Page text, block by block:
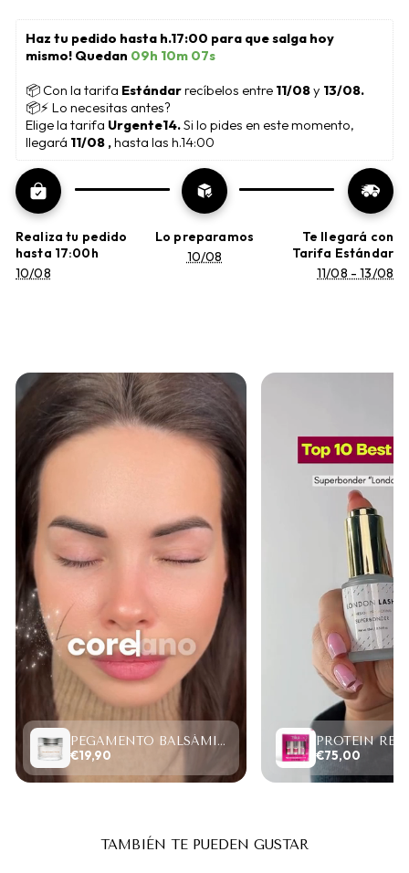
Haz tu pedido hasta h.17:00 para que salga hoy
mismo! Quedan 09h 10m 06s
📦 Con la tarifa Estándar recíbelos entre 11/08 y 13/08.
📦⚡ Lo necesitas antes?
Elige la tarifa Urgente14. Si lo pides en este momento,
llegará 11/08 , hasta las h.14:00
Realiza tu pedido
hasta 17:00h
10/08
Lo preparamos
10/08
Te llegará con
Tarifa Estándar
11/08 - 13/08
PEGAMENTO BALSÁMICO CLEAR LASH 15ML
€19,90 €75,00
TAMBIÉN TE PUEDEN GUSTAR